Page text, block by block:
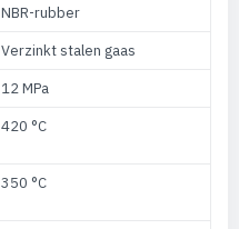
NBR-rubber
Verzinkt stalen gaas
12 MPa
420 °C
350 °C